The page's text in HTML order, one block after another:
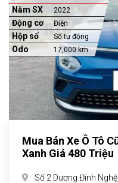
Năm SX 2022
Động cơ Điện
Hộp số Số tự động
Odo 17,000 km
Mua Bán Xe Ô Tô
Xanh Giá 480 Triệu
Số 2 Dương Đình